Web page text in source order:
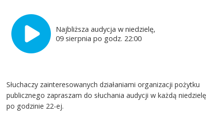
Najbliższa audycja w niedzielę,
09 sierpnia po godz. 22:00
Słuchaczy zainteresowanych działaniami organizacji pożytku
publicznego zapraszam do słuchania audycji w każdą niedzielę
po godzinie 22-ej.